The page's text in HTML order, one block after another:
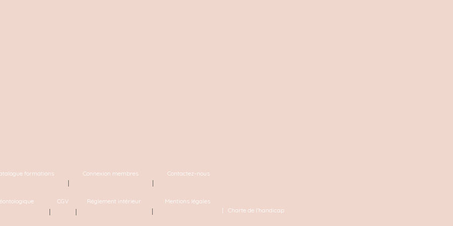
formations Connexion membres Contactez-nous
CGV Réglement intérieur
Mentions légales
| Charte de l'handicap